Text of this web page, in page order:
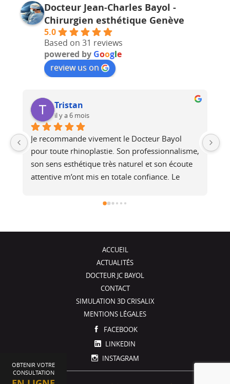
OBTENIR VOTRE
CONSULTATION
Docteur Jean-Charles Bayol -
Chirurgien esthétique Genève
5.0
Based on 31 reviews
powered by Google
review us on
GROS Carole
il y a 8 mois
J’ai eu recours au Dc Bayol pour une
intervention chirurgicale pour une
augmentation mammaire. Je suis plus que ravie
du résultat , très naturel, je ne sens pas les
été de très bons conseils, je recommande !
ACCUEIL
ACTUALITÉS
DOCTEUR JC BAYOL
CONTACT
SIMULATION 3D CRISALIX
MENTIONS LÉGALES
FACEBOOK
LINKEDIN
INSTAGRAM